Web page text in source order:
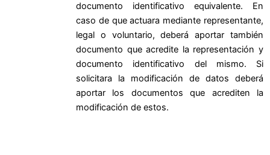
documento identificativo equivalente. En
caso de que actuara mediante representante,
legal o voluntario, deberá aportar también
documento que acredite la representación y
documento identificativo del mismo. Si
solicitara la modificación de datos deberá
aportar los documentos que acrediten la
modificación de estos.